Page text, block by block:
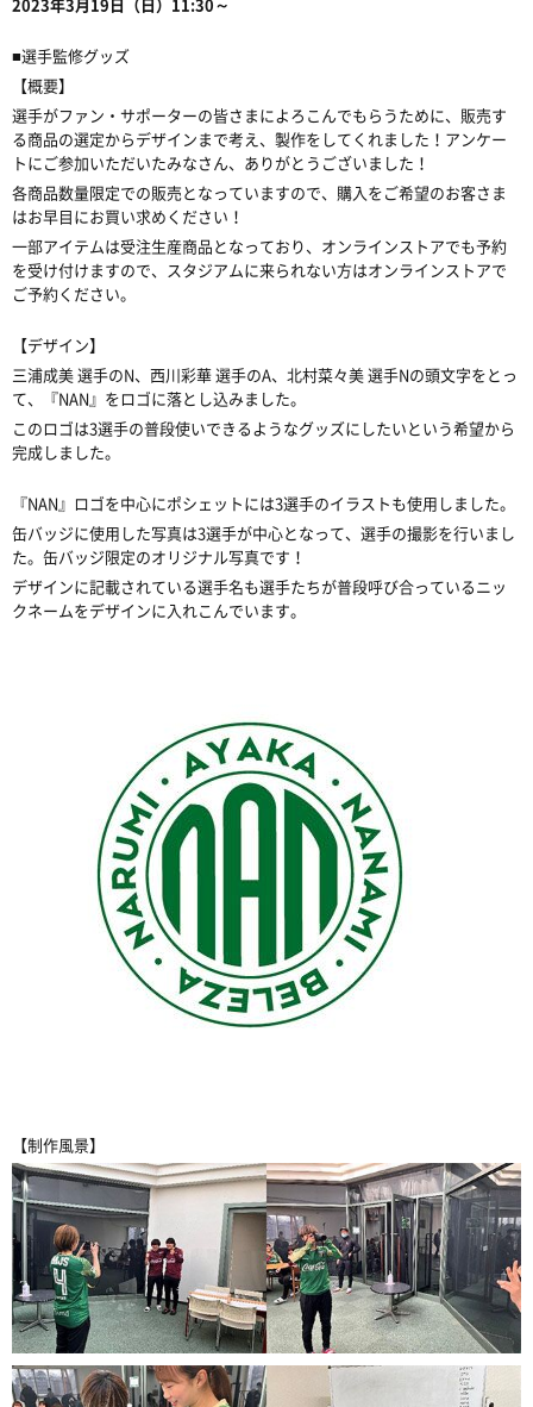
■選手監修グッズ
【概要】
選手がファン・サポーターの皆さまによろこんでもらうために、販売す
る商品の選定からデザインまで考え、製作をしてくれました！アンケー
トにご参加いただいたみなさん、ありがとうございました！
各商品数量限定での販売となっていますので、購入をご希望のお客さま
はお早目にお買い求めください！
一部アイテムは受注生産商品となっており、オンラインストアでも予約
を受け付けますので、スタジアムに来られない方はオンラインストアで
ご予約ください。
【デザイン】
三浦成美 選手のN、西川彩華 選手のA、北村菜々美 選手Nの頭文字をとっ
て、『NAN』をロゴに落とし込みました。
このロゴは3選手の普段使いできるようなグッズにしたいという希望から
完成しました。
『NAN』ロゴを中心にポシェットには3選手のイラストも使用しました。
缶バッジに使用した写真は3選手が中心となって、選手の撮影を行いまし
た。缶バッジ限定のオリジナル写真です！
デザインに記載されている選手名も選手たちが普段呼び合っているニッ
クネームをデザインに入れこんでいます。
【制作風景】